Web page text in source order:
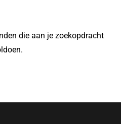
die aan je zoekopdracht